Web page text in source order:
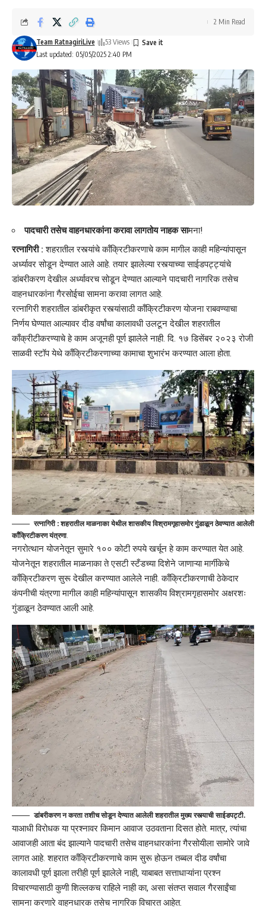
Last updated: 05/05/2025 2:40 PM
Team RatnagiriLive 53 Views
2 Min Read
पादचारी तसेच वाहनधारकांना करावा लागतोय नाहक सामना!
रत्नागिरी : शहरातील रस्त्यांचे कॉंक्रिटीकरणाचे काम मागील काही महिन्यांपासून
अर्ध्यावर सोडून देण्यात आले आहे. तयार झालेल्या रस्त्याच्या साईडपट्ट्यांचे
डांबरीकरण देखील अर्ध्यावरच सोडून देण्यात आल्याने पादचारी नागरिक तसेच
वाहनधारकांना गैरसोईचा सामना करावा लागत आहे.
रत्नागिरी शहरातील डांबरीकृत रस्त्यांसाठी काँक्रिटीकरण योजना राबवण्याचा
निर्णय घेण्यात आल्यावर दीड वर्षांचा कालावधी उलटून देखील शहरातील
काँक्रीटीकरण्याचे हे काम अजूनही पूर्ण झालेले नाही. दि. १७ डिसेंबर २०२३ रोजी
साळवी स्टॉप येथे काँक्रिटीकरणाच्या कामाचा शुभारंभ करण्यात आला होता.
रत्नागिरी : शहरातील माळनाका येथील शासकीय विश्रामगृहासमोर गुंडाळून ठेवण्यात आलेली
काँक्रिटीकरण यंत्रणा.
नगरोत्थान योजनेतून सुमारे १०० कोटी रुपये खर्चून हे काम करण्यात येत आहे.
योजनेतून शहरातील माळनाका ते एसटी स्टँडच्या दिशेने जाणाऱ्या मार्गीकेचे
काँक्रिटीकरण सुरू देखील करण्यात आलेले नाही. काँक्रिटीकरणाची ठेकेदार
कंपनीची यंत्रणा मागील काही महिन्यांपासून शासकीय विश्रामगृहासमोर अक्षरशः
गुंडाळून ठेवण्यात आली आहे.
डांबरीकरण न करता तशीच सोडून देण्यात आलेली शहरातील मुख्य रस्त्याची साईडपट्टी.
याआधी विरोधक या प्रश्नावर किमान आवाज उठवताना दिसत होते. मात्र, त्यांचा
आवाजही आता बंद झाल्याने पादचारी तसेच वाहनधारकांना गैरसोयीला सामोरे जावे
लागत आहे. शहरात काँक्रिटीकरणाचे काम सुरू होऊन तब्बल दीड वर्षांचा
कालावधी पूर्ण झाला तरीही पूर्ण झालेले नाही, याबाबत सत्ताधाऱ्यांना प्रश्न
विचारण्यासाठी कुणी शिल्लकच राहिले नाही का, असा संतप्त सवाल गैरसाईंचा
सामना करणारे वाहनधारक तसेच नागरिक विचारत आहेत.